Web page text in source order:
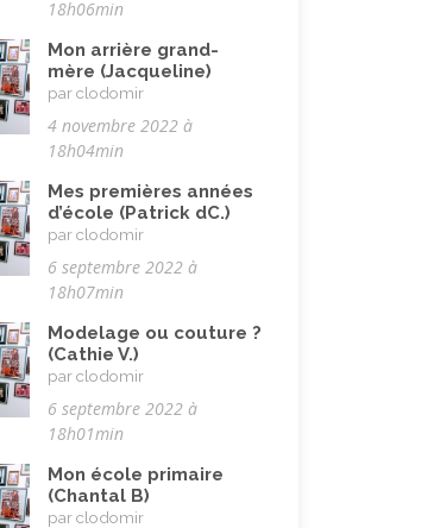
18h06min
Mon arrière grand-
mère (Jacqueline)
par clodomir
4 novembre 2022 à
18h04min
Mes premières années
d’école (Patrick dC.)
par clodomir
6 septembre 2022 à
18h07min
Modelage ou couture ?
(Cathie V.)
par clodomir
6 septembre 2022 à
18h01min
Mon école primaire
(Chantal B)
par clodomir